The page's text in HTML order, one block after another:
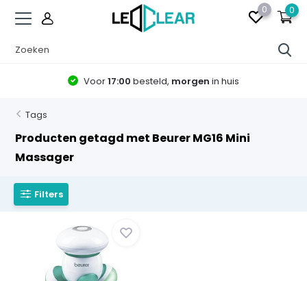
0 0
Voor17:00 besteld, morgen in huis
Tags
Producten getagd met Beurer MG16 Mini
Massager
Filters